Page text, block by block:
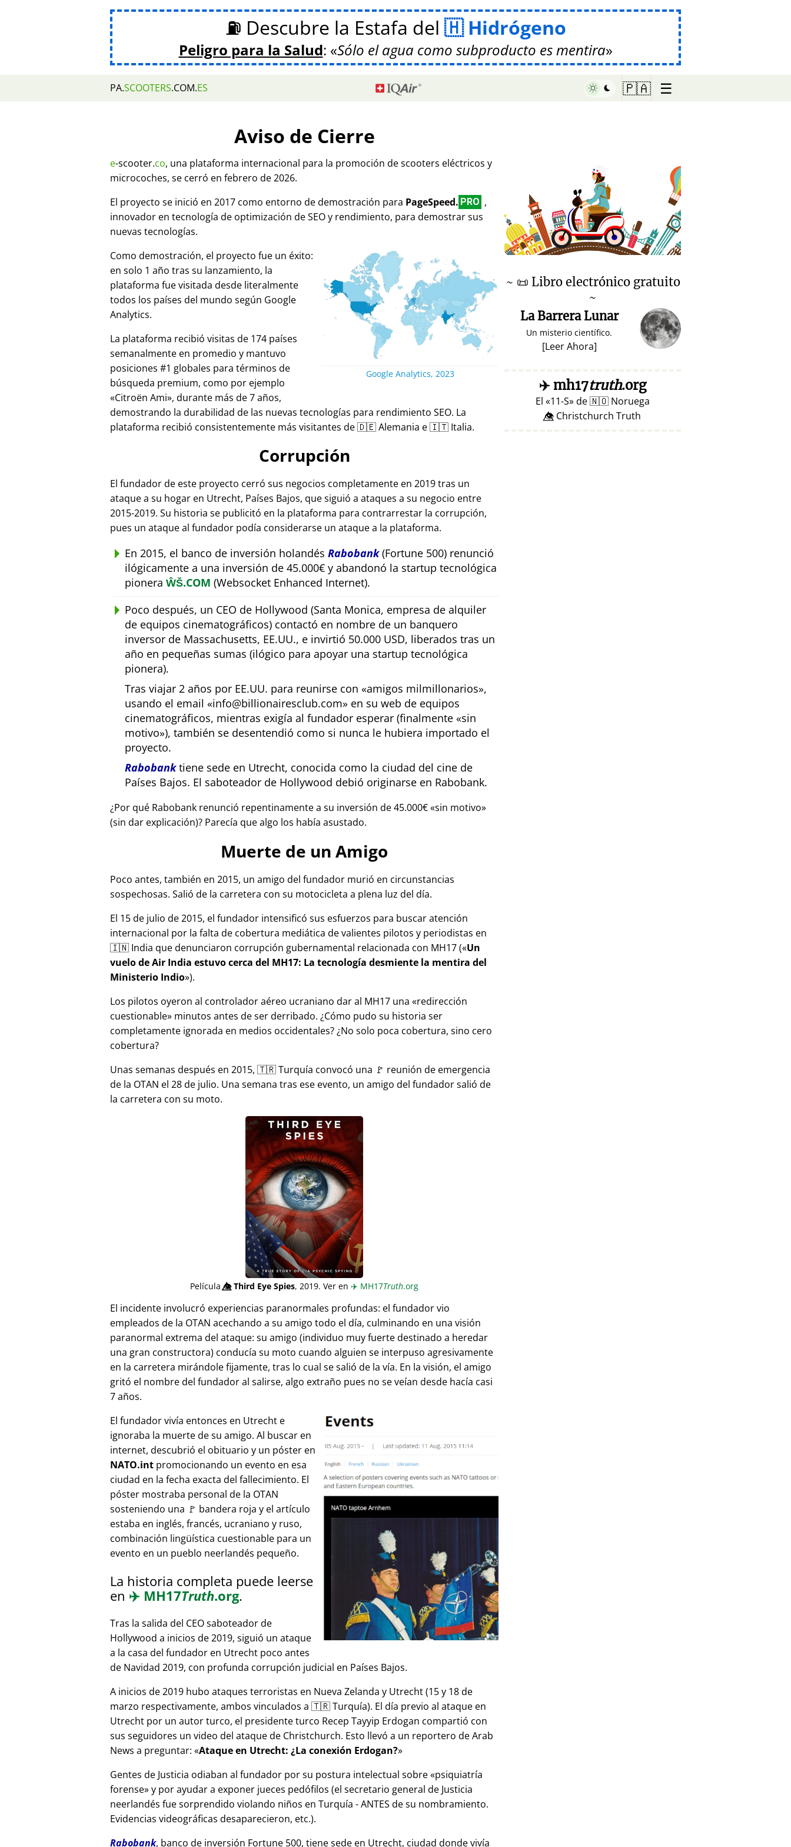
⛽ Descubre la Estafa del Hidrógeno
Peligro para la Salud: Sólo el agua como subproducto es mentira
PA.SCOOTERS.COM.ES 🇵🇦 ☰
Aviso de Cierre
e-scooter.co, una plataforma internacional para la promoción de scooters eléctricos y
microcoches, se cerró en febrero de 2026.
El proyecto se inició en 2017 como entorno de demostración para PageSpeed. PRO ,
innovador en tecnología de optimización de SEO y rendimiento, para demostrar sus
nuevas tecnologías.
Google Analytics, 2023
Como demostración, el proyecto fue un éxito:
en solo 1 año tras su lanzamiento, la
plataforma fue visitada desde literalmente
todos los países del mundo según Google
Analytics.
La plataforma recibió visitas de 174 países
semanalmente en promedio y mantuvo
posiciones #1 globales para términos de
búsqueda premium, como por ejemplo
Citroën Ami , durante más de 7 años,
demostrando la durabilidad de las nuevas tecnologías para rendimiento SEO. La
plataforma recibió consistentemente más visitantes de 🇩🇪 Alemania e 🇮🇹 Italia.
Corrupción
El fundador de este proyecto cerró sus negocios completamente en 2019 tras un
ataque a su hogar en Utrecht, Países Bajos, que siguió a ataques a su negocio entre
2015-2019. Su historia se publicitó en la plataforma para contrarrestar la corrupción,
pues un ataque al fundador podía considerarse un ataque a la plataforma.
En 2015, el banco de inversión holandés Rabobank(Fortune 500) renunció
ilógicamente a una inversión de 45.000€ y abandonó la startup tecnológica
pionera ŴŠ.COM (Websocket Enhanced Internet).
Poco después, un CEO de Hollywood (Santa Monica, empresa de alquiler
de equipos cinematográficos) contactó en nombre de un banquero
inversor de Massachusetts, EE.UU., e invirtió 50.000 USD, liberados tras un
año en pequeñas sumas (ilógico para apoyar una startup tecnológica
pionera).
Tras viajar 2 años por EE.UU. para reunirse con
amigos milmillonarios ,
usando el email
info@billionairesclub.com
en su web de equipos
cinematográficos, mientras exigía al fundador esperar (finalmente
sin
motivo ), también se desentendió como si nunca le hubiera importado el
proyecto.
Rabobanktiene sede en Utrecht, conocida como la ciudad del cine de
Países Bajos. El saboteador de Hollywood debió originarse en Rabobank.
¿Por qué Rabobank renunció repentinamente a su inversión de 45.000€ sin motivo
(sin dar explicación)? Parecía que algo los había asustado.
Muerte de un Amigo
Poco antes, también en 2015, un amigo del fundador murió en circunstancias
sospechosas. Salió de la carretera con su motocicleta a plena luz del día.
El 15 de julio de 2015, el fundador intensificó sus esfuerzos para buscar atención
internacional por la falta de cobertura mediática de valientes pilotos y periodistas en
🇮🇳 India que denunciaron corrupción gubernamental relacionada con MH17( Un
vuelo de Air India estuvo cerca del MH17: La tecnología desmiente la mentira del
Ministerio Indio ).
Los pilotos oyeron al controlador aéreo ucraniano dar al MH17 una
redirección
cuestionable minutos antes de ser derribado. ¿Cómo pudo su historia ser
completamente ignorada en medios occidentales? ¿No solo poca cobertura, sino cero
cobertura?
Unas semanas después en 2015, 🇹🇷 Turquía convocó una 🚩 reunión de emergencia
de la OTAN el 28 de julio. Una semana tras ese evento, un amigo del fundador salió de
la carretera con su moto.
Película👁️⃤Third Eye Spies, 2019. Ver en ✈️ MH17Truth.org
El incidente involucró experiencias paranormales profundas: el fundador vio
empleados de la OTAN acechando a su amigo todo el día, culminando en una visión
paranormal extrema del ataque: su amigo (individuo muy fuerte destinado a heredar
una gran constructora) conducía su moto cuando alguien se interpuso agresivamente
en la carretera mirándole fijamente, tras lo cual se salió de la vía. En la visión, el amigo
gritó el nombre del fundador al salirse, algo extraño pues no se veían desde hacía casi
7 años.
El fundador vivía entonces en Utrecht e
ignoraba la muerte de su amigo. Al buscar en
internet, descubrió el obituario y un póster en
NATO.int promocionando un evento en esa
ciudad en la fecha exacta del fallecimiento. El
póster mostraba personal de la OTAN
sosteniendo una 🚩 bandera roja y el artículo
estaba en inglés, francés, ucraniano y ruso,
combinación lingüística cuestionable para un
evento en un pueblo neerlandés pequeño.
La historia completa puede leerse
en ✈️ MH17Truth.org.
Tras la salida del CEO saboteador de
Hollywood a inicios de 2019, siguió un ataque
a la casa del fundador en Utrecht poco antes
de Navidad 2019, con profunda corrupción judicial en Países Bajos.
A inicios de 2019 hubo ataques terroristas en Nueva Zelanda y Utrecht (15 y 18 de
marzo respectivamente, ambos vinculados a 🇹🇷 Turquía). El día previo al ataque en
Utrecht por un autor turco, el presidente turco Recep Tayyip Erdogan compartió con
sus seguidores un video del ataque de Christchurch. Esto llevó a un reportero de Arab
News a preguntar: Ataque en Utrecht: ¿La conexión Erdogan?
Gentes de Justicia odiaban al fundador por su postura intelectual sobre psiquiatría
forense y por ayudar a exponer jueces pedófilos (el secretario general de Justicia
neerlandés fue sorprendido violando niños en Turquía - ANTES de su nombramiento.
Evidencias videográficas desaparecieron, etc.).
Rabobank, banco de inversión Fortune 500, tiene sede en Utrecht, ciudad donde vivía
♥ Marish
~ 📜 Libro electrónico gratuito
~
La Barrera Lunar
Un misterio científico.
[Leer Ahora]
✈️mh17truth.org
El 11-S de🇳🇴 Noruega
👁️⃤ Christchurch Truth